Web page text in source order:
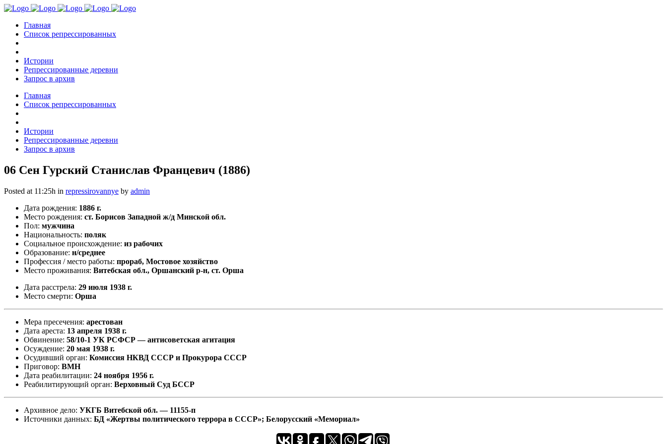
Главная
Список репрессированных
Истории
Репрессированные деревни
Запрос в архив
Главная
Список репрессированных
Истории
Репрессированные деревни
Запрос в архив
06 Сен Гурский Станислав Францевич (1886)
Posted at 11:25h in repressirovannye by admin
Дата рождения: 1886 г.
Место рождения: ст. Борисов Западной ж/д Минской обл.
Пол: мужчина
Национальность: поляк
Социальное происхождение: из рабочих
Образование: н/среднее
Профессия / место работы: прораб, Мостовое хозяйство
Место проживания: Витебская обл., Оршанский р-н, ст. Орша
Дата расстрела: 29 июля 1938 г.
Место смерти: Орша
Мера пресечения: арестован
Дата ареста: 13 апреля 1938 г.
Обвинение: 58/10-1 УК РСФСР — антисоветская агитация
Осуждение: 20 мая 1938 г.
Осудивший орган: Комиссия НКВД СССР и Прокурора СССР
Приговор: ВМН
Дата реабилитации: 24 ноября 1956 г.
Реабилитирующий орган: Верховный Суд БССР
Архивное дело: УКГБ Витебской обл. — 11155-п
Источники данных: БД «Жертвы политического террора в СССР»; Белорусский «Мемориал»